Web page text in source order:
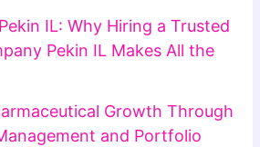
IL: Why Hiring a Trusted
Pekin IL Makes All the
Growth Through
and Portfolio